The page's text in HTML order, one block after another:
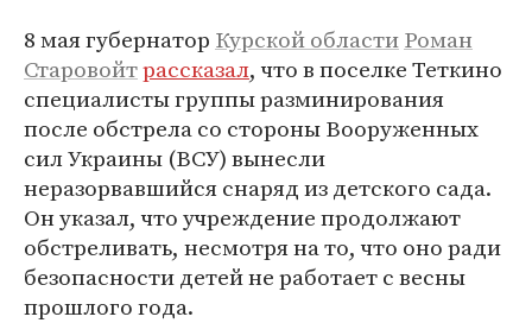
8 мая губернатор Курской областиРоман
Старовойтрассказал, что в поселке Теткино
специалисты группы разминирования
после обстрела со стороны Вооруженных
сил Украины (ВСУ) вынесли
неразорвавшийся снаряд из детского сада.
Он указал, что учреждение продолжают
обстреливать, несмотря на то, что оно ради
безопасности детей не работает с весны
прошлого года.